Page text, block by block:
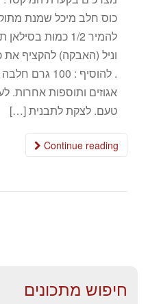
להמיר 1/2 כמות
וניל (האבקה) להקציף
. להוסיף :
אגוזים ותוספות אחרות.
טעם. לצקת לתבנית […]
Continue reading
חיפוש מתכונים